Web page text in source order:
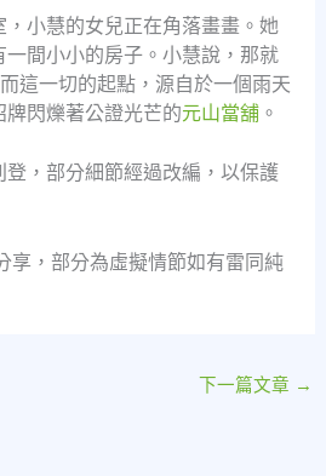
小慧的女兒正在角落畫畫。她
間小小的房子。小慧說，那就
這一切的起點，源自於一個雨天
閃爍著公證光芒的元山當舖。
登，部分細節經過改編，以保護
享，部分為虛擬情節如有雷同純
下一篇文章 →